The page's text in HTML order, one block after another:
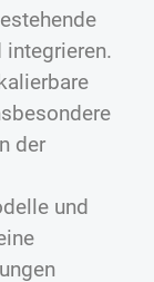
integrieren.
der
und